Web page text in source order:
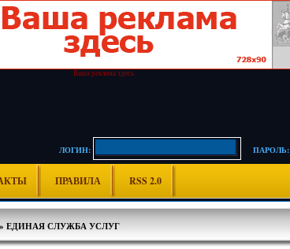
Ваша реклама здесь
ЛОГИН:
ПАРОЛЬ:
ПРАВИЛА RSS 2.0
» ЕДИНАЯ СЛУЖБА УСЛУГ